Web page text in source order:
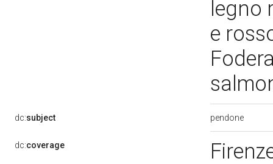
legno
e
dc:subject pendone
dc:coverage